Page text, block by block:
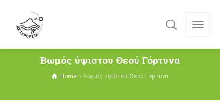
Βωμός ύψιστου Θεού Γόρτυνα
Home Βωμός ύψιστου Θεού Γόρτυνα